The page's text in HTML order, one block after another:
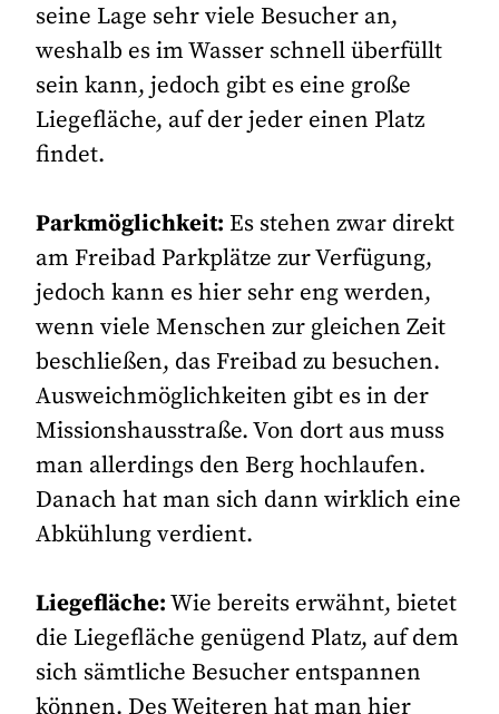
seine Lage sehr viele Besucher an,
weshalb es im Wasser schnell überfüllt
sein kann, jedoch gibt es eine große
Liegefläche, auf der jeder einen Platz
findet.
Parkmöglichkeit: Es stehen zwar direkt
am Freibad Parkplätze zur Verfügung,
jedoch kann es hier sehr eng werden,
wenn viele Menschen zur gleichen Zeit
beschließen, das Freibad zu besuchen.
Ausweichmöglichkeiten gibt es in der
Missionshausstraße. Von dort aus muss
man allerdings den Berg hochlaufen.
Danach hat man sich dann wirklich eine
Abkühlung verdient.
Liegefläche:Wie bereits erwähnt, bietet
die Liegefläche genügend Platz, auf dem
sich sämtliche Besucher entspannen
können. Des Weiteren hat man hier